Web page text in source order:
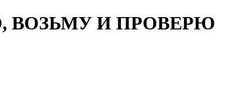
ВОЗЬМУ И ПРОВЕРЮ